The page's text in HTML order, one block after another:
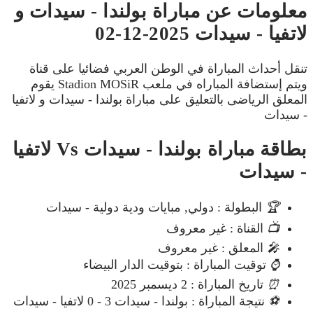
معلومات عن مباراة بولندا - سيدات و
لاتفيا - سيدات 2025-12-02
تنقل أحداث المباراة في الوطن العربي فضائيا على قناة
ويتم إستضافة المباراه في ملعب Stadion MOSiR يقوم
المعلق الرياضى بالتعليق على مباراة بولندا - سيدات و لاتفيا
- سيدات
بطاقة مباراة بولندا - سيدات Vs لاتفيا
- سيدات
🏆
البطولة : دولي, مبايات ودية دولية - سيدات
📺 القناة : غير معروف
🎤 المعلق : غير معروف
⌚ توقيت المباراة : بتوقيت الدار البيضاء
⏰ تاريخ المباراة : 2 ديسمبر 2025
⚽ نتيجة المباراة : بولندا - سيدات 3 - 0 لاتفيا - سيدات